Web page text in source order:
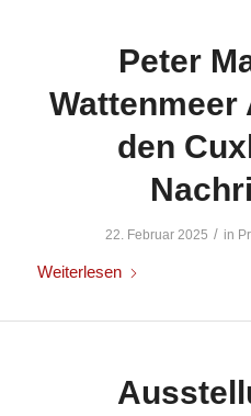
Peter
Wattenmeer
den
22. Februar 2025 / in
Weiterlesen